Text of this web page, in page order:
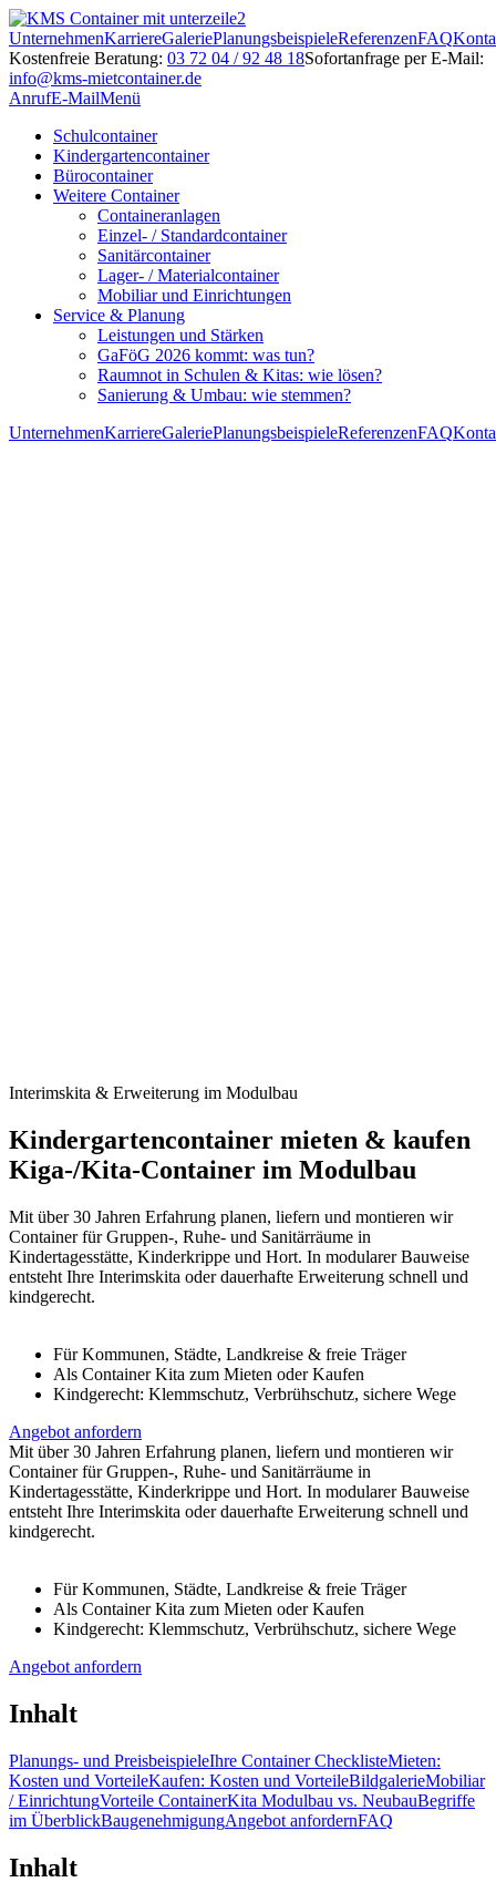
UnternehmenKarriereGaleriePlanungsbeispieleReferenzenFAQ
Kostenfreie Beratung: 03 72 04 / 92 48 18Sofortanfrage per E-Mail:
info@kms-mietcontainer.de
AnrufE-MailMenü
Schulcontainer
Kindergartencontainer
Bürocontainer
Weitere Container
Containeranlagen
Einzel- / Standardcontainer
Sanitärcontainer
Lager- / Materialcontainer
Mobiliar und Einrichtungen
Service & Planung
Leistungen und Stärken
GaFöG 2026 kommt: was tun?
Raumnot in Schulen & Kitas: wie lösen?
Sanierung & Umbau: wie stemmen?
UnternehmenKarriereGaleriePlanungsbeispieleReferenzenFAQ
Interimskita & Erweiterung im Modulbau
Kindergartencontainer mieten & kaufen
Kiga-/Kita-Container im Modulbau
Mit über 30 Jahren Erfahrung planen, liefern und montieren wir
Container für Gruppen-, Ruhe- und Sanitärräume in
Kindertagesstätte, Kinderkrippe und Hort. In modularer Bauweise
entsteht Ihre Interimskita oder dauerhafte Erweiterung schnell und
kindgerecht.
Für Kommunen, Städte, Landkreise & freie Träger
Als Container Kita zum Mieten oder Kaufen
Kindgerecht: Klemmschutz, Verbrühschutz, sichere Wege
Angebot anfordern
Mit über 30 Jahren Erfahrung planen, liefern und montieren wir
Container für Gruppen-, Ruhe- und Sanitärräume in
Kindertagesstätte, Kinderkrippe und Hort. In modularer Bauweise
entsteht Ihre Interimskita oder dauerhafte Erweiterung schnell und
kindgerecht.
Für Kommunen, Städte, Landkreise & freie Träger
Als Container Kita zum Mieten oder Kaufen
Kindgerecht: Klemmschutz, Verbrühschutz, sichere Wege
Angebot anfordern
Inhalt
Planungs- und PreisbeispieleIhre Container ChecklisteMieten:
Kosten und VorteileKaufen: Kosten und VorteileBildgalerieMobiliar
/ EinrichtungVorteile ContainerKita Modulbau vs. NeubauBegriffe
im ÜberblickBaugenehmigungAngebot anfordernFAQ
Inhalt